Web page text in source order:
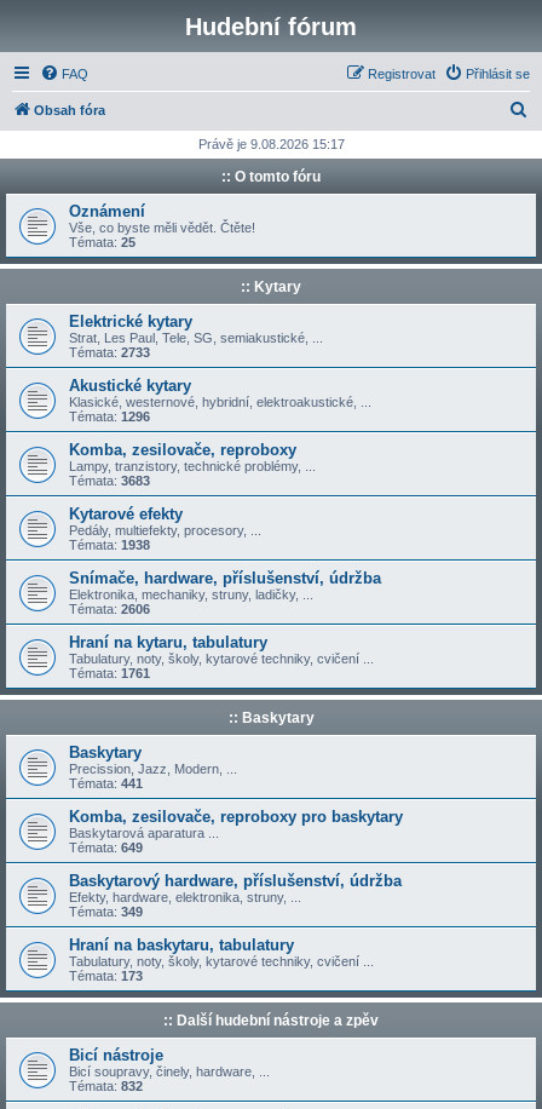
Hudební fórum
FAQ Přihlásit se
Registrovat
Obsah fóra
d
t
Právě je 9.08.2026 15:17
:: O tomto fóru
Oznámení
Vše, co byste měli vědět. Čtěte!
Témata: 25
:: Kytary
Elektrické kytary
Strat, Les Paul, Tele, SG, semiakustické, ...
Témata: 2733
Akustické kytary
Klasické, westernové, hybridní, elektroakustické, ...
Témata: 1296
Komba, zesilovače, reproboxy
Lampy, tranzistory, technické problémy, ...
Témata: 3683
Kytarové efekty
Pedály, multiefekty, procesory, ...
Témata: 1938
Snímače, hardware, příslušenství, údržba
Elektronika, mechaniky, struny, ladičky, ...
Témata: 2606
Hraní na kytaru, tabulatury
Tabulatury, noty, školy, kytarové techniky, cvičení ...
Témata: 1761
:: Baskytary
Baskytary
Precission, Jazz, Modern, ...
Témata: 441
Komba, zesilovače, reproboxy pro baskytary
Baskytarová aparatura ...
Témata: 649
Baskytarový hardware, příslušenství, údržba
Efekty, hardware, elektronika, struny, ...
Témata: 349
Hraní na baskytaru, tabulatury
Tabulatury, noty, školy, kytarové techniky, cvičení ...
Témata: 173
:: Další hudební nástroje a zpěv
Bicí nástroje
Bicí soupravy, činely, hardware, ...
Témata: 832